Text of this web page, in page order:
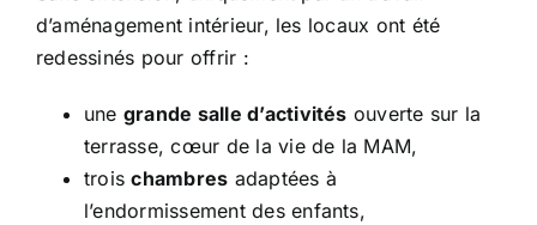
d’aménagement intérieur, les locaux ont été
redessinés pour offrir :
une grande salle d’activités ouverte sur la
terrasse, cœur de la vie de la MAM,
troischambres adaptées à
l’endormissement des enfants,